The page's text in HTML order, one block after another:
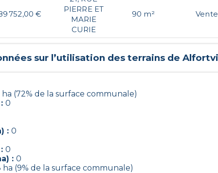
752,00 €
PIERRE ET
MARIE
CURIE
90 m² Vente
sur l’utilisation des terrains de
ha (72% de la surface communale)
0
: 0
0
: 0
ha (9% de la surface communale)